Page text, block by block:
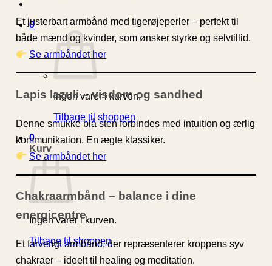
0
Ingen varer i kurven.
Tilbage til shoppen
0
Kurv
Ingen varer i kurven.
Tilbage til shoppen
Et justerbart armbånd med tigerøjeperler – perfekt til
både mænd og kvinder, som ønsker styrke og selvtillid.
Se armbåndet her
Lapis lazuli – visdom og sandhed
Denne smukke blå sten forbindes med intuition og ærlig
kommunikation. En ægte klassiker.
Se armbåndet her
Chakraarmbånd – balance i dine
energicentre
Et farverigt armbånd, der repræsenterer kroppens syv
chakraer – ideelt til healing og meditation.